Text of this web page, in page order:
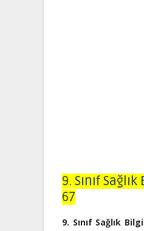
9. Sınıf
67
9. Sınıf Sağlık